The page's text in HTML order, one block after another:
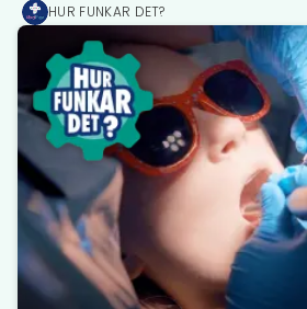
MediPrep
HUR FUNKAR DET?